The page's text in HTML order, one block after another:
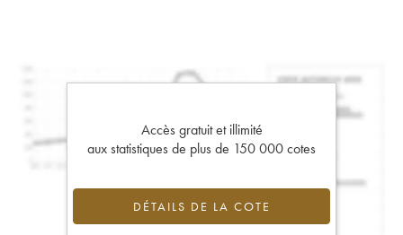
Accès gratuit et illimité
aux statistiques de plus de 150 000 cotes
DÉTAILS DE LA COTE